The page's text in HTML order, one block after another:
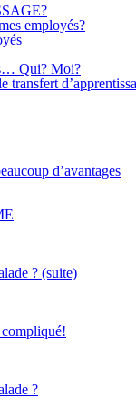
employés?
Qui? Moi?
transfert
d’avantages
? (suite)
compliqué!
?